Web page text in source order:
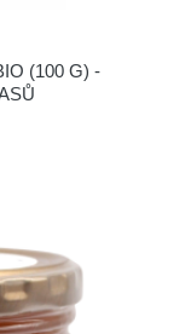
(100 G) -